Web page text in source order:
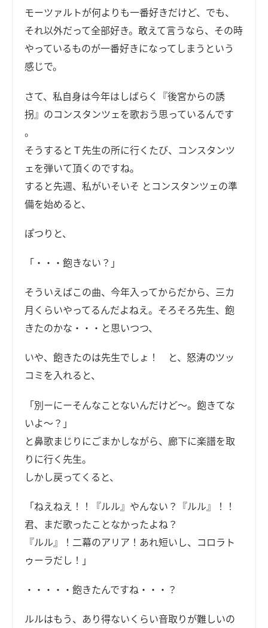
モーツァルトが何よりも一番好きだけど、でも、
それ以外だって全部好き。敢えて言うなら、その時
やっているものが一番好きになってしまうという
感じで。
さて、私自身は今年はしばらく『後宮からの誘
拐』のコンスタンツェを歌おう思っているんです
。
そうするとＴ先生の所に行くたび、コンスタンツ
ェを弾いて頂くのですね。
すると先週、私がいそいそ とコンスタンツェの準
備を始めると、
ぽつりと、
「・・・飽きない？」
そういえばこの曲、今年入ってからだから、三カ
月くらいやってるんだよねえ。そろそろ先生、飽
きたのかな・・・と思いつつ、
いや、飽きたのは先生でしょ！ と、怒涛のツッ
コミを入れると、
「別ーにーそんなことないんだけど～。飽きてな
いよ～？」
と鼻歌まじりにごまかしながら、廊下に楽譜を取
りに行く先生。
しかし戻ってくると、
「ねえねえ！！『ルル』やんない？『ルル』！！
君、まだ歌ったことなかったよね？
『ルル』！二幕のアリア！あれ短いし、コロラト
ゥーラだし！」
・・・・・飽きたんですね・・・？
ルルはもう、あり得ないくらい音取りが難しいの